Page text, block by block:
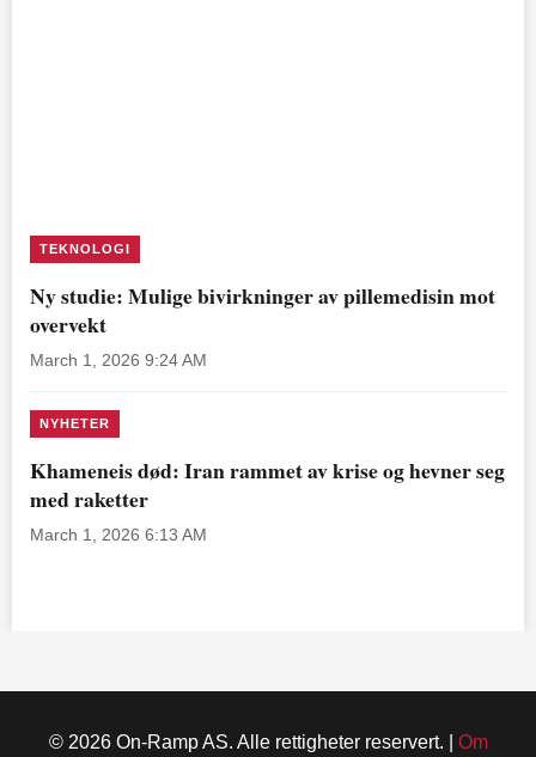
TEKNOLOGI
Ny studie: Mulige bivirkninger av pillemedisin mot
overvekt
March 1, 2026 9:24 AM
NYHETER
Khameneis død: Iran rammet av krise og hevner seg
med raketter
March 1, 2026 6:13 AM
© 2026 On-Ramp AS. Alle rettigheter reservert. | Om